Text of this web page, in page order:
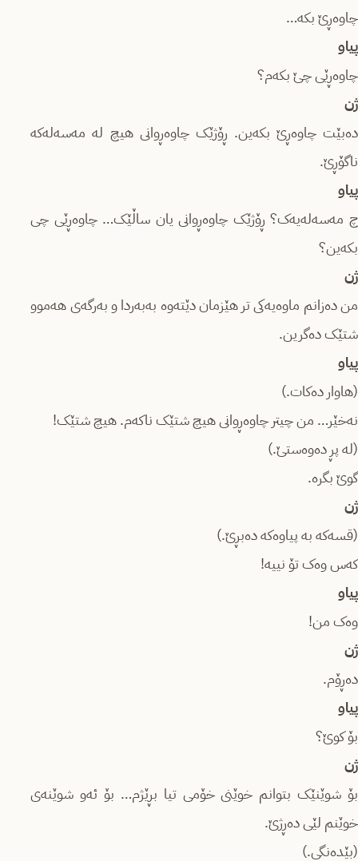
چاوەڕێ بکە…
پیاو
چاوەڕێی چێ بکەم؟
ژن
دەبێت چاوەڕێ بکەین. ڕۆژێک چاوەڕوانی هیچ لە مەسەلەکە
ناگۆڕێ.
پیاو
چ مەسەلەیەک؟ ڕۆژێک چاوەڕوانی یان ساڵێک… چاوەڕێی چی
بکەین؟
ژن
من دەزانم ماوەیەکی تر هێزمان دێته‌وه به‌به‌ردا و بەرگەی هەموو
شتێک دەگرین.
پیاو
(هاوار دەکات.)
نەخێر… من چیتر چاوەڕوانی هیچ شتێک ناکەم. هیچ شتێک!
(لە پڕ دەوەستێ.)
گوێ بگرە.
ژن
(قسەکە بە پیاوەکە دەبڕێ.)
کەس وەک تۆ نییە!
پیاو
وەک من!
ژن
دەڕۆم.
پیاو
بۆ کوێ؟
ژن
بۆ شوێنێک بتوانم خوێنی خۆمی تیا بڕێژم… بۆ ئەو شوێنەی
خوێنم لێی دەڕژێ.
(بێدەنگی.)